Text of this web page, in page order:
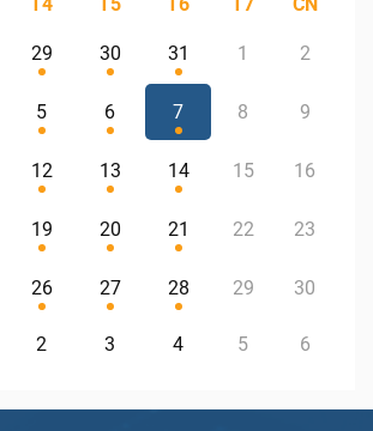
29 30 31 1 2
5 6 7 8 9
12 13 14 15 16
19 20 21 22 23
26 27 28 29 30
2 3 4 5 6